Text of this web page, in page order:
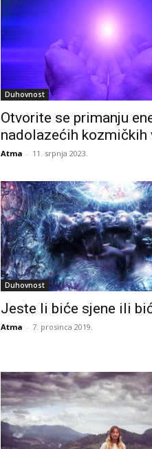
Duhovnost
Otvorite se primanju
nadolazećih kozmičkih
Atma - 11. srpnja 2023.
Duhovnost
Jeste li biće sjene ili
Atma - 7. prosinca 2019.